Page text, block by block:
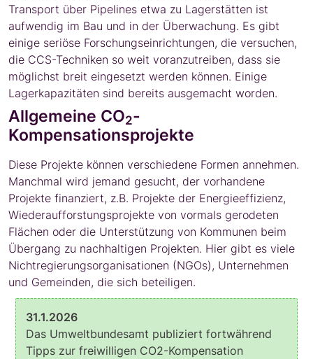
Transport über Pipelines etwa zu Lagerstätten ist
aufwendig im Bau und in der Überwachung. Es gibt
einige seriöse Forschungseinrichtungen, die versuchen,
die CCS-Techniken so weit voranzutreiben, dass sie
möglichst breit eingesetzt werden können. Einige
Lagerkapazitäten sind bereits ausgemacht worden.
Allgemeine CO2-
Kompensationsprojekte
Diese Projekte können verschiedene Formen annehmen.
Manchmal wird jemand gesucht, der vorhandene
Projekte finanziert, z.B. Projekte der Energieeffizienz,
Wiederaufforstungsprojekte von vormals gerodeten
Flächen oder die Unterstützung von Kommunen beim
Übergang zu nachhaltigen Projekten. Hier gibt es viele
Nichtregierungsorganisationen (NGOs), Unternehmen
und Gemeinden, die sich beteiligen.
31.1.2026
Das Umweltbundesamt publiziert fortwährend
Tipps zur freiwilligen CO2-Kompensation